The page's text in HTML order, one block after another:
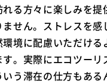
る方々に楽しみを提
せん。ストレスを感
環境に配慮いただける
す。実際にエコツーリ
う滞在の仕方もある